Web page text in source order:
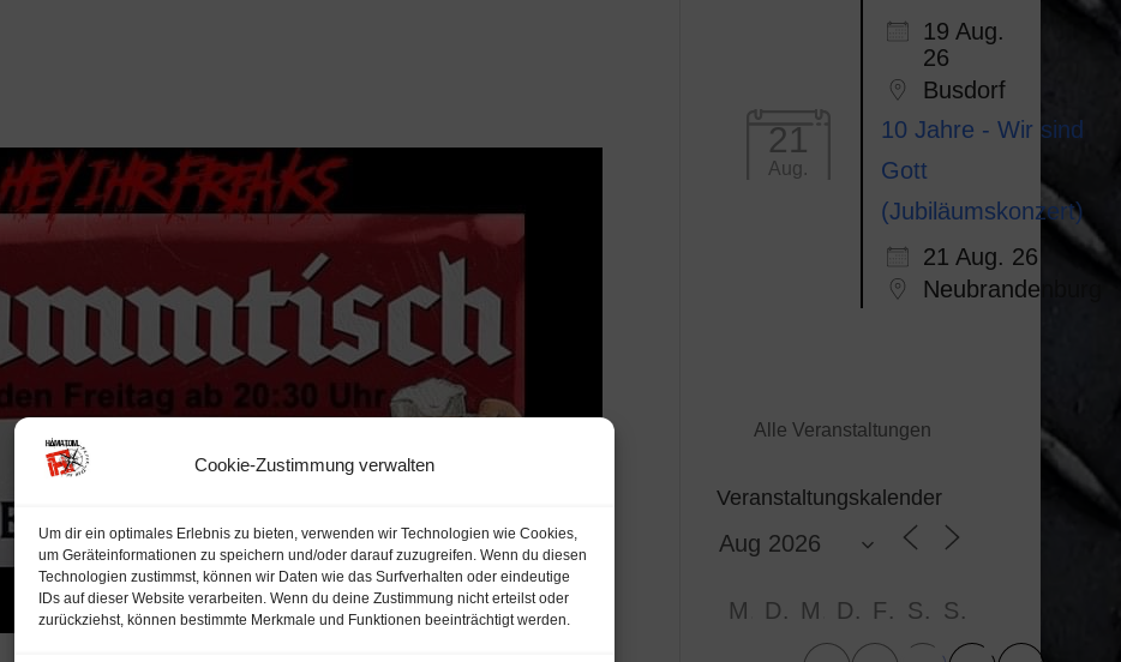
Cookie-Zustimmung verwalten
Um dir ein optimales Erlebnis zu bieten, verwenden wir Technologien wie Cookies,
um Geräteinformationen zu speichern und/oder darauf zuzugreifen. Wenn du diesen
Technologien zustimmst, können wir Daten wie das Surfverhalten oder eindeutige
IDs auf dieser Website verarbeiten. Wenn du deine Zustimmung nicht erteilst oder
zurückziehst, können bestimmte Merkmale und Funktionen beeinträchtigt werden.
19 Aug.
26
Busdorf
21
Aug.
10 Jahre - Wir sind
Gott
(Jubiläumskonzert)
21 Aug. 26
Neubrandenburg
Alle Veranstaltungen
Veranstaltungskalender
M D M D F S S